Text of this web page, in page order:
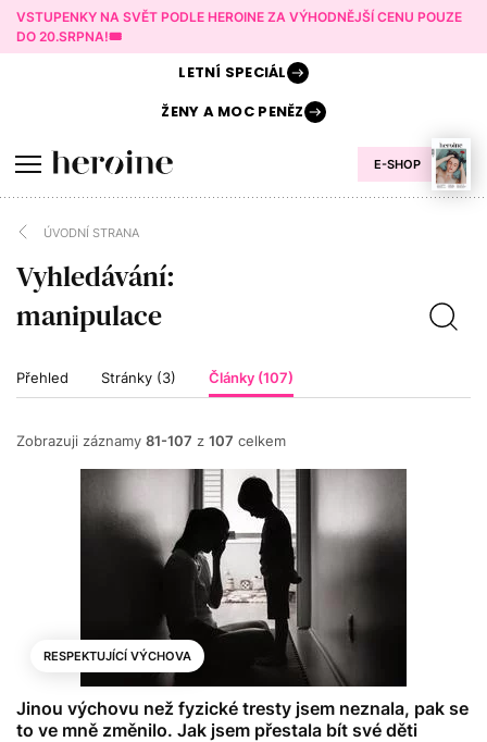
VSTUPENKY NA SVĚT PODLE HEROINE ZA VÝHODNĚJŠÍ CENU POUZE
DO 20.SRPNA!🎟️
E-SHOP
LETNÍ SPECIÁL
ŽENY AMOC PENĚZ
ÚVODNÍ STRANA
Vyhledávání:
Přehled Stránky (3) Články (107)
Zobrazuji záznamy 81-107 z 107 celkem
RESPEKTUJÍCÍ VÝCHOVA
Jinou výchovu než fyzické tresty jsem neznala, pak se
to ve mně změnilo. Jak jsem přestala bít své děti